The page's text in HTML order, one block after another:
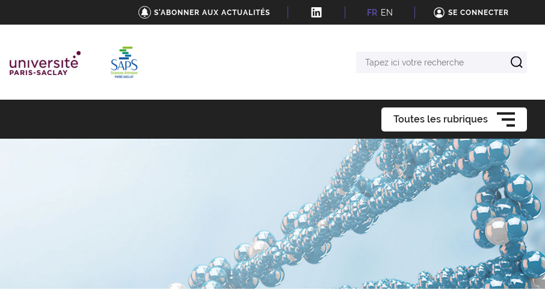
S'ABONNER AUX ACTUALITÉS FR EN SE CONNECTER
Toutes les rubriques